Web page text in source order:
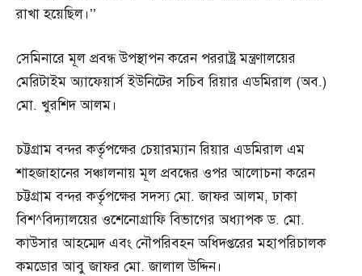
রাখা হয়েছিল।’’
সেমিনারে মূল প্রবন্ধ উপস্থাপন করেন পররাষ্ট্র মন্ত্রণালয়ের
মেরিটাইম অ্যাফেয়ার্স ইউনিটের সচিব রিয়ার এডমিরাল (অব.)
মো. খুরশিদ আলম।
চট্টগ্রাম বন্দর কর্তৃপক্ষের চেয়ারম্যান রিয়ার এডমিরাল এম
শাহজাহানের সঞ্চালনায় মূল প্রবন্ধের ওপর আলোচনা করেন
চট্টগ্রাম বন্দর কর্তৃপক্ষের সদস্য মো. জাফর আলম, ঢাকা
বিশ^বিদ্যালয়ের ওশেনোগ্রাফি বিভাগের অধ্যাপক ড. মো.
কাউসার আহম্মেদ এবং নৌপরিবহন অধিদপ্তরের মহাপরিচালক
কমডোর আবু জাফর মো. জালাল উদ্দিন।